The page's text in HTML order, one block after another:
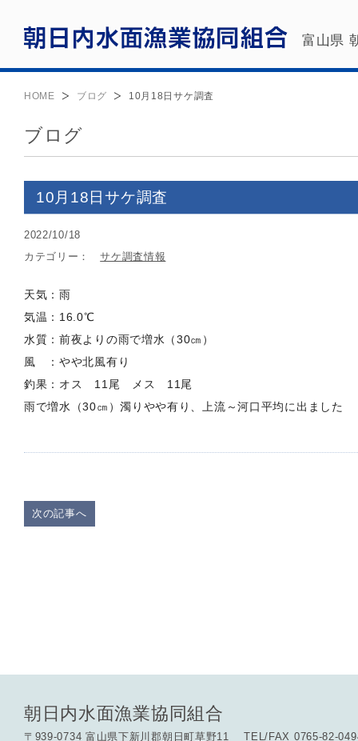
富山県
HOME ブログ 10月18日サケ調査
ブログ
10月18日サケ調査
2022/10/18
カテゴリー：
サケ調査情報
天気：雨
気温：16.0℃
水質：前夜よりの雨で増水（30㎝）
風 ：やや北風有り
釣果：オス 11尾 メス 11尾
雨で増水（30㎝）濁りやや有り、上流～河口平均に出ました
次の記事へ
朝日内水面漁業協同組合
〒939-0734 富山県下新川郡朝日町草野11 TEL/FAX 0765-82-